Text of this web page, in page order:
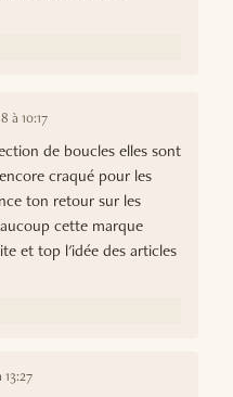
à 10:17
de boucles elles sont
craqué pour les
ton retour sur les
cette marque
et top l'idée des articles